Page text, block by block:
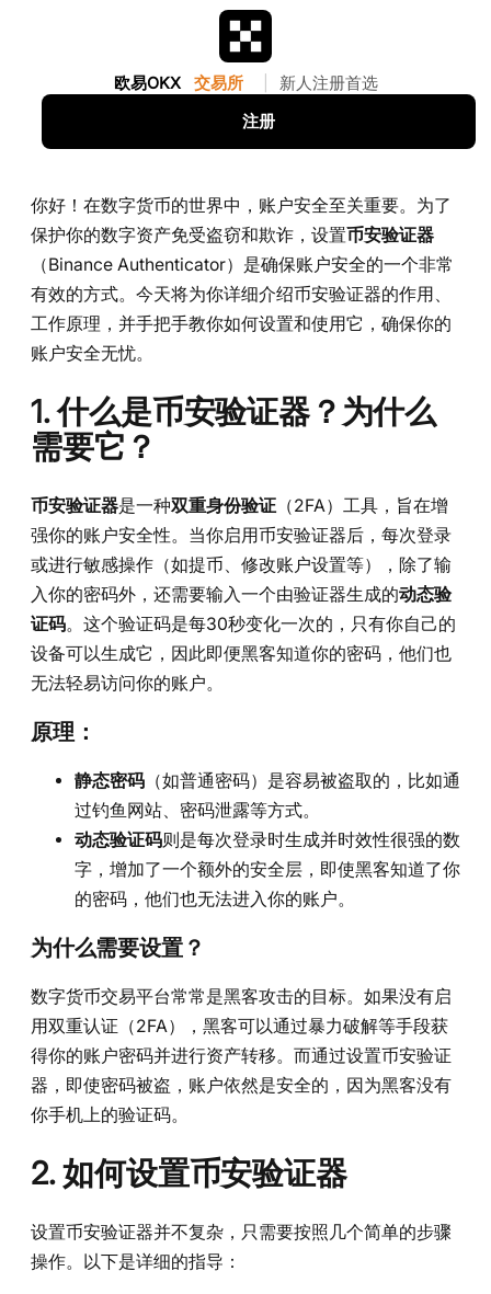
欧易OKX 交易所 新人注册首选
注册
你好！在数字货币的世界中，账户安全至关重要。为了
保护你的数字资产免受盗窃和欺诈，设置币安验证器
（Binance Authenticator）是确保账户安全的一个非常
有效的方式。今天将为你详细介绍币安验证器的作用、
工作原理，并手把手教你如何设置和使用它，确保你的
账户安全无忧。
1. 什么是币安验证器？为什么
需要它？
币安验证器是一种双重身份验证 （2FA）工具，旨在增
强你的账户安全性。当你启用币安验证器后，每次登录
或进行敏感操作（如提币、修改账户设置等），除了输
入你的密码外，还需要输入一个由验证器生成的动态验
证码。这个验证码是每30秒变化一次的，只有你自己的
设备可以生成它，因此即便黑客知道你的密码，他们也
无法轻易访问你的账户。
原理：
静态密码 （如普通密码）是容易被盗取的，比如通
过钓鱼网站、密码泄露等方式。
动态验证码则是每次登录时生成并时效性很强的数
字，增加了一个额外的安全层，即使黑客知道了你
的密码，他们也无法进入你的账户。
为什么需要设置？
数字货币交易平台常常是黑客攻击的目标。如果没有启
用双重认证（2FA），黑客可以通过暴力破解等手段获
得你的账户密码并进行资产转移。而通过设置币安验证
器，即使密码被盗，账户依然是安全的，因为黑客没有
你手机上的验证码。
2. 如何设置币安验证器
设置币安验证器并不复杂，只需要按照几个简单的步骤
操作。以下是详细的指导：